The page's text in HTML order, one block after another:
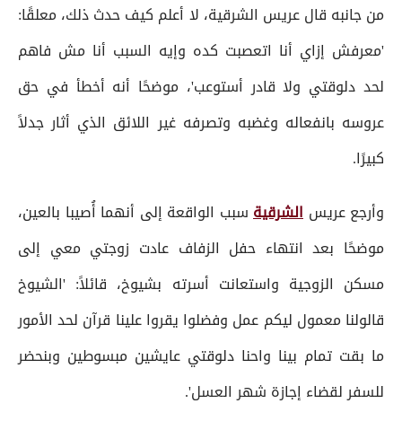
من جانبه قال عريس الشرقية، لا أعلم كيف حدث ذلك، معلقًا:
'معرفش إزاي أنا اتعصبت كده وإيه السبب أنا مش فاهم
لحد دلوقتي ولا قادر أستوعب'، موضحًا أنه أخطأ في حق
عروسه بانفعاله وغضبه وتصرفه غير اللائق الذي أثار جدلاً
كبيرًا.
وأرجع عريس الشرقيةسبب الواقعة إلى أنهما أُصيبا بالعين،
موضحًا بعد انتهاء حفل الزفاف عادت زوجتي معي إلى
مسكن الزوجية واستعانت أسرته بشيوخ، قائلاً: 'الشيوخ
قالولنا معمول ليكم عمل وفضلوا يقروا علينا قرآن لحد الأمور
ما بقت تمام بينا واحنا دلوقتي عايشين مبسوطين وبنحضر
للسفر لقضاء إجازة شهر العسل'.